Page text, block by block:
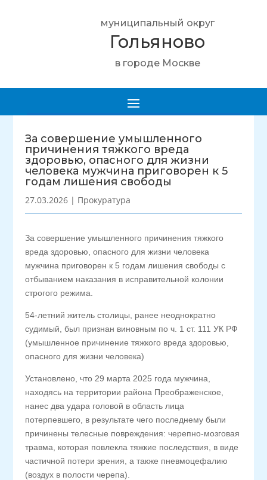
муниципальный округ
Гольяново
в городе Москве
За совершение умышленного
причинения тяжкого вреда
здоровью, опасного для жизни
человека мужчина приговорен к 5
годам лишения свободы
27.03.2026 | Прокуратура
За совершение умышленного причинения тяжкого
вреда здоровью, опасного для жизни человека
мужчина приговорен к 5 годам лишения свободы с
отбыванием наказания в исправительной колонии
строгого режима.
54-летний житель столицы, ранее неоднократно
судимый, был признан виновным по ч. 1 ст. 111 УК РФ
(умышленное причинение тяжкого вреда здоровью,
опасного для жизни человека)
Установлено, что 29 марта 2025 года мужчина,
находясь на территории района Преображенское,
нанес два удара головой в область лица
потерпевшего, в результате чего последнему были
причинены телесные повреждения: черепно-мозговая
травма, которая повлекла тяжкие последствия, в виде
частичной потери зрения, а также пневмоцефалию
(воздух в полости черепа).